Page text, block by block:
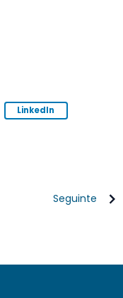
LinkedIn
Seguinte